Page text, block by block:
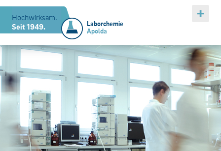
Hochwirksam.
Seit 1949.
Laborchemie
Apolda